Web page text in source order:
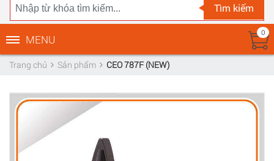
Tìm kiếm
0
MENU
Trang chủ Sản phẩm CEO 787F (NEW)